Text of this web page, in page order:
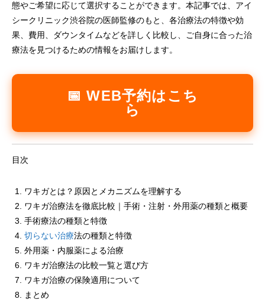
態やご希望に応じて選択することができます。本記事では、アイ
シークリニック渋谷院の医師監修のもと、各治療法の特徴や効
果、費用、ダウンタイムなどを詳しく比較し、ご自身に合った治
療法を見つけるための情報をお届けします。
📅 WEB予約はこち
ら
目次
ワキガとは？原因とメカニズムを理解する
ワキガ治療法を徹底比較｜手術・注射・外用薬の種類と概要
手術療法の種類と特徴
切らない治療法の種類と特徴
外用薬・内服薬による治療
ワキガ治療法の比較一覧と選び方
ワキガ治療の保険適用について
まとめ